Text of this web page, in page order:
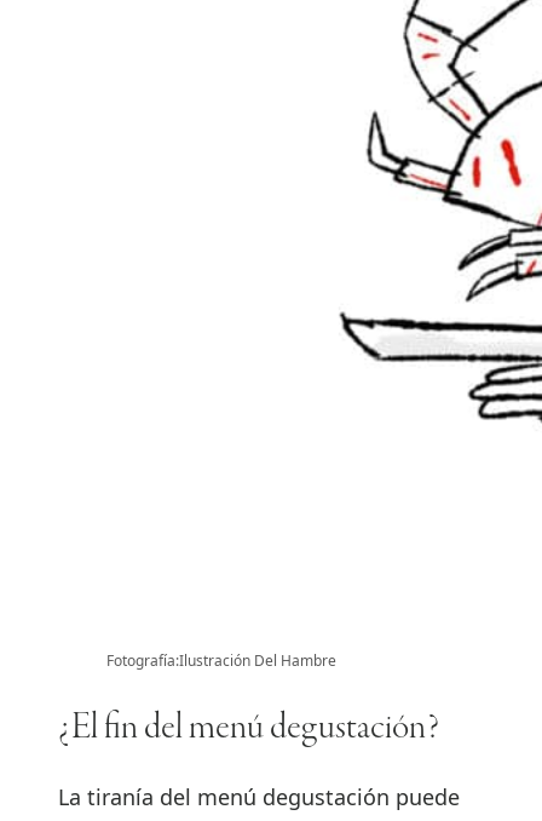
Fotografía:Ilustración Del Hambre
¿El fin del menú degustación?
La tiranía del menú degustación puede